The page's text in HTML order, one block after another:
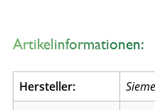
Artikelinformationen:
Hersteller: